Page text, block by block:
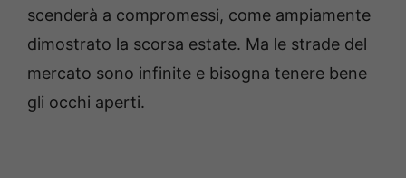
scenderà a compromessi, come ampiamente
dimostrato la scorsa estate. Ma le strade del
mercato sono infinite e bisogna tenere bene
gli occhi aperti.